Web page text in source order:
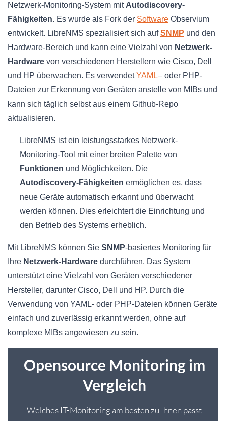
Netzwerk-Monitoring-System mitAutodiscovery-
Fähigkeiten. Es wurde als Fork der Software Observium
entwickelt. LibreNMS spezialisiert sich aufSNMP und den
Hardware-Bereich und kann eine Vielzahl von Netzwerk-
Hardware von verschiedenen Herstellern wie Cisco, Dell
und HP überwachen. Es verwendet YAML– oder PHP-
Dateien zur Erkennung von Geräten anstelle von MIBs und
kann sich täglich selbst aus einem Github-Repo
aktualisieren.
LibreNMS ist ein leistungsstarkes Netzwerk-
Monitoring-Tool mit einer breiten Palette von
Funktionen und Möglichkeiten. Die
Autodiscovery-Fähigkeiten ermöglichen es, dass
neue Geräte automatisch erkannt und überwacht
werden können. Dies erleichtert die Einrichtung und
den Betrieb des Systems erheblich.
Mit LibreNMS können Sie SNMP-basiertes Monitoring für
Ihre Netzwerk-Hardware durchführen. Das System
unterstützt eine Vielzahl von Geräten verschiedener
Hersteller, darunter Cisco, Dell und HP. Durch die
Verwendung von YAML- oder PHP-Dateien können Geräte
einfach und zuverlässig erkannt werden, ohne auf
komplexe MIBs angewiesen zu sein.